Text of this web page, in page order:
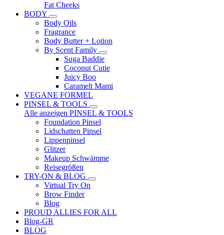
Fat Cheeks
BODY
Body Oils
Fragrance
Body Butter + Lotion
By Scent Family
Suga Baddie
Coconut Cutie
Juicy Boo
Caramelt Mami
VEGANE FORMEL
PINSEL & TOOLS
Alle anzeigen PINSEL & TOOLS
Foundation Pinsel
Lidschatten Pinsel
Lippenpinsel
Glitzer
Makeup Schwämme
Reisegrößen
TRY-ON & BLOG
Virtual Try On
Brow Finder
Blog
PROUD ALLIES FOR ALL
Blog-GR
BLOG